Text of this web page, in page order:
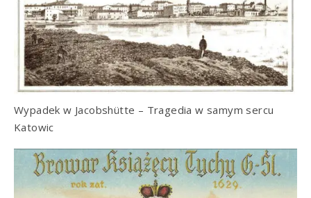
Wypadek w Jacobshütte – Tragedia w samym sercu
Katowic